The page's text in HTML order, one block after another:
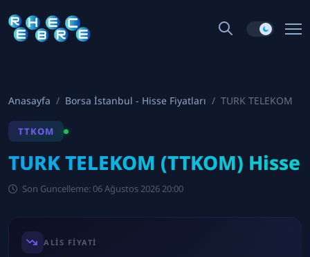
Anasayfa Borsa İstanbul - Hisse Fiyatları TURK TELEKOM
TTKOM
TURK TELEKOM (TTKOM) Hisse
Son Guncelleme: 06 Ağustos 2026 20:00
ALIS FIYATI